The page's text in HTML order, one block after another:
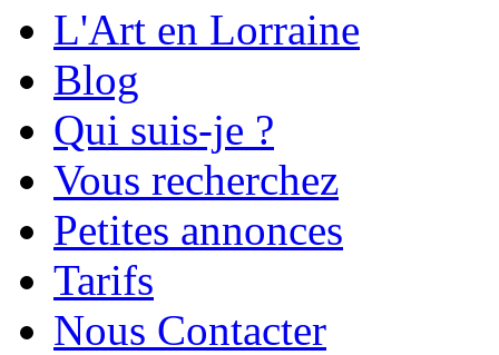
L'Art en Lorraine
Blog
Qui suis-je ?
Vous recherchez
Petites annonces
Tarifs
Nous Contacter